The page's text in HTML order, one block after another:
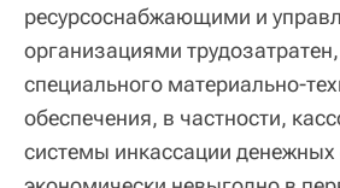
ресурсоснабжающими и
организациями трудозатратен,
специального материально-
обеспечения, в частности,
системы инкассации денежных